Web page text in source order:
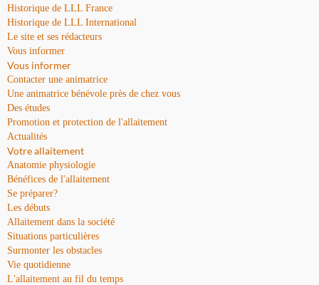
Historique de LLL France
Historique de LLL International
Le site et ses rédacteurs
Vous informer
Vous informer
Contacter une animatrice
Une animatrice bénévole près de chez vous
Des études
Promotion et protection de l'allaitement
Actualités
Votre allaitement
Anatomie physiologie
Bénéfices de l'allaitement
Se préparer?
Les débuts
Allaitement dans la société
Situations particulières
Surmonter les obstacles
Vie quotidienne
L'allaitement au fil du temps